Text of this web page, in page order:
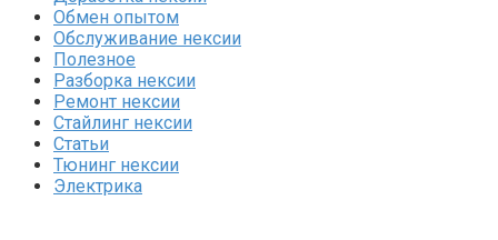
Обмен опытом
Обслуживание нексии
Полезное
Разборка нексии
Ремонт нексии
Стайлинг нексии
Статьи
Тюнинг нексии
Электрика